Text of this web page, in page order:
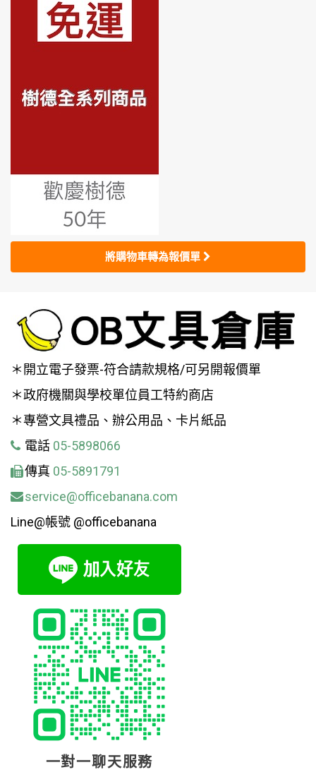
將購物車轉為報價單
＊開立電子發票-符合請款規格/可另開報價單
＊政府機關與學校單位員工特約商店
＊專營文具禮品、辦公用品、卡片紙品
電話 05-5898066
傳真 05-5891791
service@officebanana.com
Line@帳號 @officebanana
一對一聊天服務